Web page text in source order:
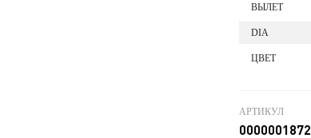
ВЫЛЕТ
DIA
ЦВЕТ
АРТИКУЛ
0000001872